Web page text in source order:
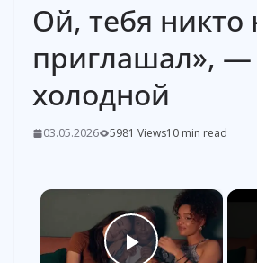
Ой, тебя никто
приглашал», —
холодной
03.05.2026 5981 Views10 min read
×